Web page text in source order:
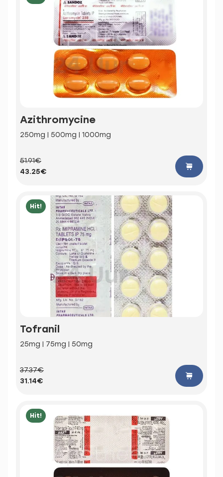
Azithromycine
250mg | 500mg | 1000mg
51.91€
43.25€
Hit!
Tofranil
25mg | 75mg | 50mg
37.37€
31.14€
Hit!